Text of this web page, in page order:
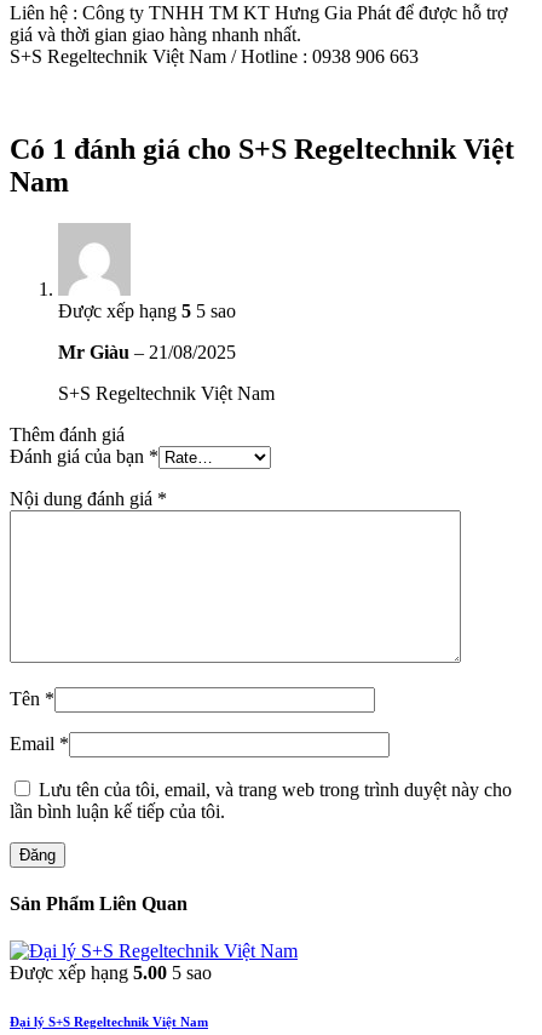
Liên hệ : Công ty TNHH TM KT Hưng Gia Phát để được hỗ trợ
giá và thời gian giao hàng nhanh nhất.
S+S Regeltechnik Việt Nam / Hotline : 0938 906 663
Có 1 đánh giá cho S+S Regeltechnik Việt
Nam
Được xếp hạng 5 5 sao
Mr Giàu – 21/08/2025
S+S Regeltechnik Việt Nam
Thêm đánh giá
Đánh giá của bạn *
Nội dung đánh giá *
Tên *
Email *
Lưu tên của tôi, email, và trang web trong trình duyệt này cho
lần bình luận kế tiếp của tôi.
Đăng
Sản Phẩm Liên Quan
Được xếp hạng 5.00 5 sao
Đại lý S+S Regeltechnik Việt Nam